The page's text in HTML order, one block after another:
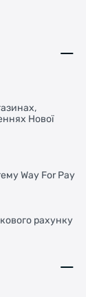
Нової
Way For Pay
рахунку